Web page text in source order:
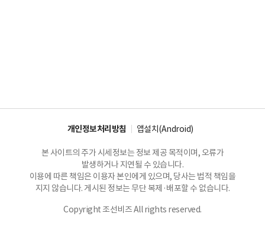
개인정보처리방침 앱설치(Android)
본 사이트의 주가 시세정보는 정보 제공 목적이며, 오류가
발생하거나 지연될 수 있습니다.
이용에 따른 책임은 이용자 본인에게 있으며, 당사는 법적 책임을
지지 않습니다. 게시된 정보는 무단 복제·배포할 수 없습니다.
Copyright 조선비즈 All rights reserved.